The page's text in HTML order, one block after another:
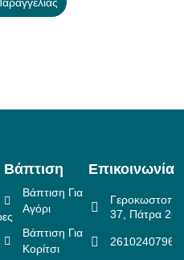
Βάπτιση
Βάπτιση Για
Αγόρι
Βάπτιση Για
Κορίτσι
Επικοινωνία
37, Πάτρα
2610240796